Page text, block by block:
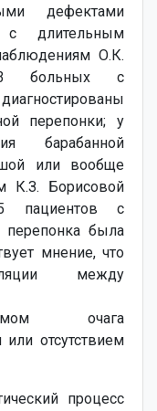
дефектами
с длительным
О.К.
больных с
перепонки; у
барабанной
или вообще
К.З. Борисовой
с
перепонка была
мнение, что
между
очага
отсутствием
процесс